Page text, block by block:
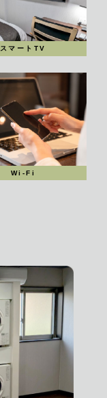
スマートTV
Wi-Fi